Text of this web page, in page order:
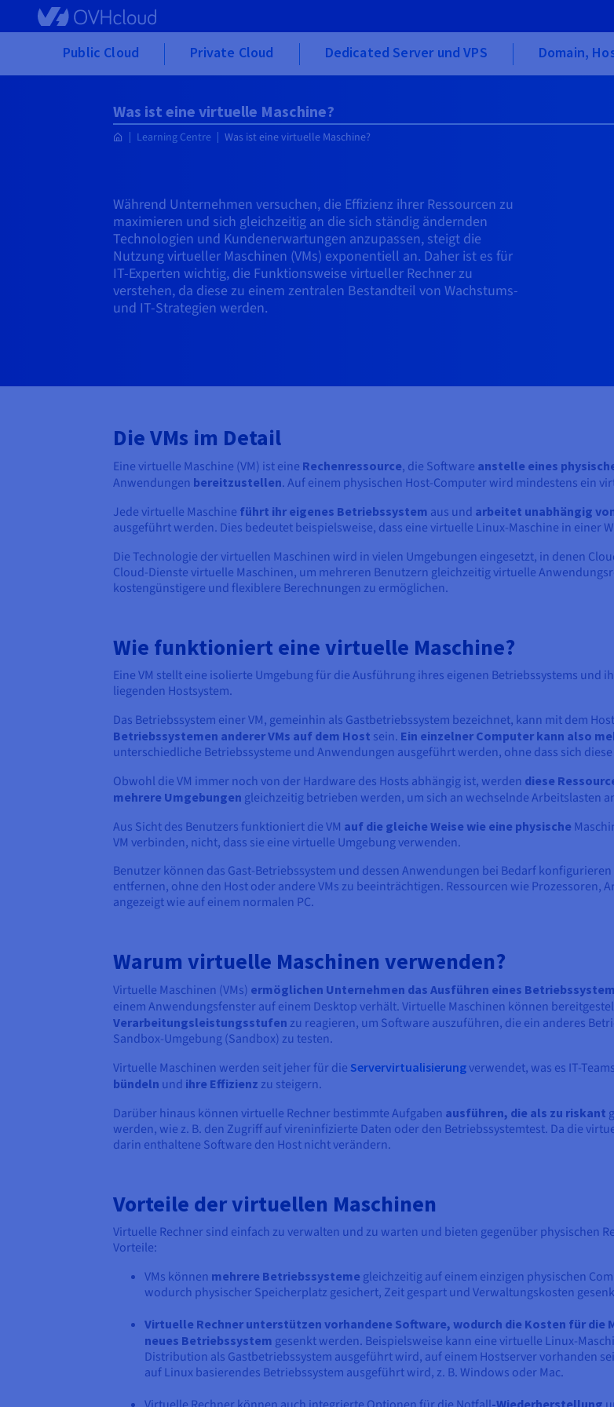
Skip to main content
Public Cloud Private Cloud Dedicated Server und VPS Domain,
Was ist eine virtuelle Maschine?
Learning Centre Was ist eine virtuelle Maschine?
Während Unternehmen versuchen, die Effizienz ihrer Ressourcen zu
maximieren und sich gleichzeitig an die sich ständig ändernden
Technologien und Kundenerwartungen anzupassen, steigt die
Nutzung virtueller Maschinen (VMs) exponentiell an. Daher ist es für
IT-Experten wichtig, die Funktionsweise virtueller Rechner zu
verstehen, da diese zu einem zentralen Bestandteil von Wachstums-
und IT-Strategien werden.
Die VMs im Detail
Eine virtuelle Maschine (VM) ist eine Rechenressource, die Software anstelle eines
Anwendungen bereitzustellen. Auf einem physischen Host-Computer wird mindestens ein
Jede virtuelle Maschine führt ihr eigenes Betriebssystem aus und arbeitet unabhängig
ausgeführt werden. Dies bedeutet beispielsweise, dass eine virtuelle Linux-Maschine in einer
Die Technologie der virtuellen Maschinen wird in vielen Umgebungen eingesetzt, in denen
Cloud-Dienste virtuelle Maschinen, um mehreren Benutzern gleichzeitig virtuelle
kostengünstigere und flexiblere Berechnungen zu ermöglichen.
Wie funktioniert eine virtuelle Maschine?
Eine VM stellt eine isolierte Umgebung für die Ausführung ihres eigenen Betriebssystems
liegenden Hostsystem.
Das Betriebssystem einer VM, gemeinhin als Gastbetriebssystem bezeichnet, kann mit dem
Betriebssystemen anderer VMs auf dem Host sein. Ein einzelner Computer kann also
unterschiedliche Betriebssysteme und Anwendungen ausgeführt werden, ohne dass sich
Obwohl die VM immer noch von der Hardware des Hosts abhängig ist, werden diese
mehrere Umgebungen gleichzeitig betrieben werden, um sich an wechselnde Arbeitslasten
Aus Sicht des Benutzers funktioniert die VM auf die gleiche Weise wie eine physische
VM verbinden, nicht, dass sie eine virtuelle Umgebung verwenden.
Benutzer können das Gast-Betriebssystem und dessen Anwendungen bei Bedarf
entfernen, ohne den Host oder andere VMs zu beeinträchtigen. Ressourcen wie Prozessoren,
angezeigt wie auf einem normalen PC.
Warum virtuelle Maschinen verwenden?
Virtuelle Maschinen (VMs) ermöglichen Unternehmen das Ausführen eines
einem Anwendungsfenster auf einem Desktop verhält. Virtuelle Maschinen können
Verarbeitungsleistungsstufen zu reagieren, um Software auszuführen, die ein anderes
Sandbox-Umgebung (Sandbox) zu testen.
Virtuelle Maschinen werden seit jeher für die Servervirtualisierungverwendet, was es IT-
bündeln und ihre Effizienz zu steigern.
Darüber hinaus können virtuelle Rechner bestimmte Aufgaben ausführen, die als zu riskant
werden, wie z. B. den Zugriff auf vireninfizierte Daten oder den Betriebssystemtest. Da die
darin enthaltene Software den Host nicht verändern.
Vorteile der virtuellen Maschinen
Virtuelle Rechner sind einfach zu verwalten und zu warten und bieten gegenüber physischen
Vorteile:
VMs können mehrere Betriebssysteme gleichzeitig auf einem einzigen physischen
wodurch physischer Speicherplatz gesichert, Zeit gespart und Verwaltungskosten
Virtuelle Rechner unterstützen vorhandene Software, wodurch die Kosten für die
neues Betriebssystem gesenkt werden. Beispielsweise kann eine virtuelle Linux-
Distribution als Gastbetriebssystem ausgeführt wird, auf einem Hostserver vorhanden
auf Linux basierendes Betriebssystem ausgeführt wird, z. B. Windows oder Mac.